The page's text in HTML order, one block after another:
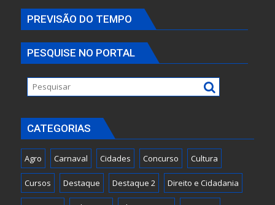
PREVISÃO DO TEMPO
PESQUISE NO PORTAL
CATEGORIAS
Agro Carnaval Cidades Concurso Cultura
Cursos Destaque Destaque 2 Direito e Cidadania